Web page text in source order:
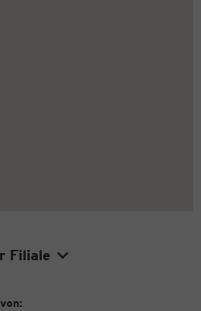
Filiale